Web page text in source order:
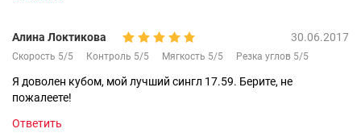
Алина Локтикова 30.06.2017
Скорость 5/5 Контроль 5/5 Мягкость 5/5 Резка углов 5/5
Я доволен кубом, мой лучший сингл 17.59. Берите, не
пожалеете!
Ответить